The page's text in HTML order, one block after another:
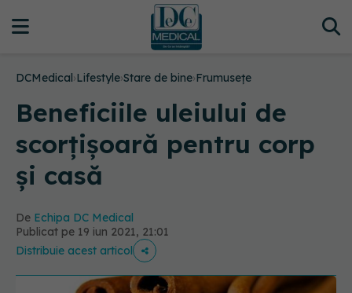
DCMedical›Lifestyle›Stare de bine›Frumusețe
Beneficiile uleiului de
scorțișoară pentru corp
și casă
De Echipa DC Medical
Publicat pe 19 iun 2021, 21:01
Distribuie acest articol